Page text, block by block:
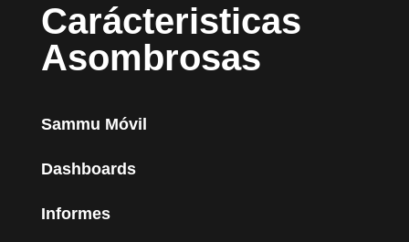
Carácteristicas
Asombrosas
Sammu Móvil
Dashboards
Informes